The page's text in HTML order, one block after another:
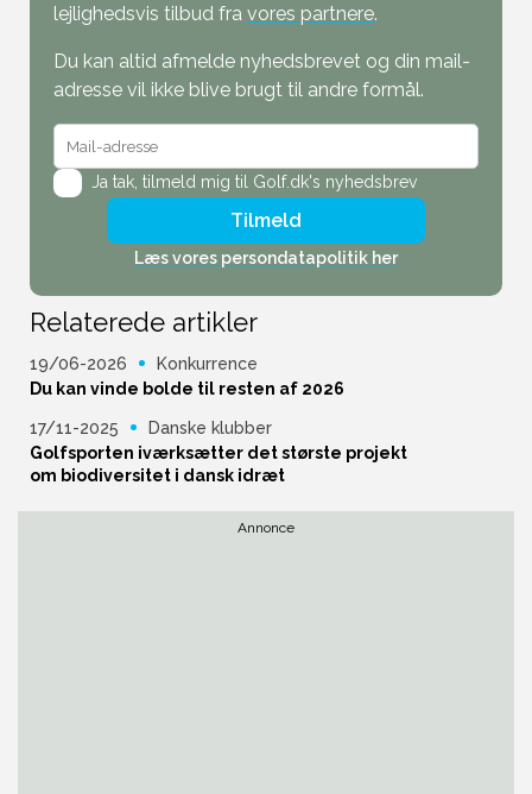
lejlighedsvis tilbud fra vores partnere.
Du kan altid afmelde nyhedsbrevet og din mail-
adresse vil ikke blive brugt til andre formål.
Ja tak, tilmeld mig til Golf.dk's nyhedsbrev
Tilmeld
Læs vores persondatapolitik her
Relaterede artikler
19/06-2026
Konkurrence
Du kan vinde bolde til resten af 2026
17/11-2025
Danske klubber
Golfsporten iværksætter det største projekt
om biodiversitet i dansk idræt
Annonce